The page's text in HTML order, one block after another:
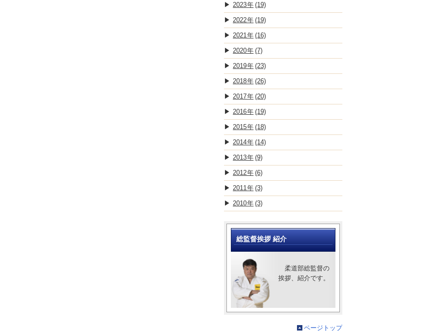
2023 (19)
2022 (19)
2021 (16)
2020 (7)
2019 (23)
2018 (26)
2017 (20)
2016 (19)
2015 (18)
2014 (14)
2013 (9)
2012 (6)
2011 (3)
2010 (3)
総監督挨拶 紹介
柔道部総監督の
挨拶、紹介です。
ページトップ